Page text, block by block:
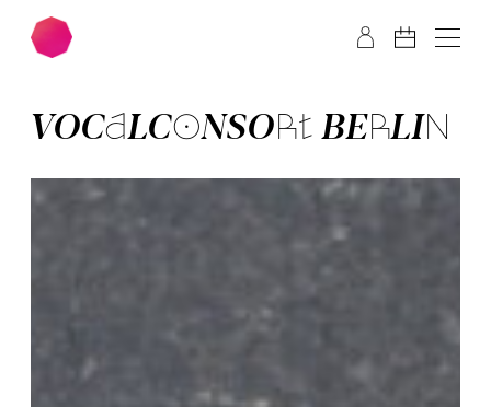
Zum Hauptinhalt springen Zum Footer springen
VOCAL­CON­SORT BERLIN